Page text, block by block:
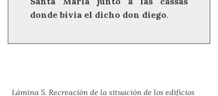
donde bivia el dicho don diego.
Lámina 5. Recreación de la situación de los edificios